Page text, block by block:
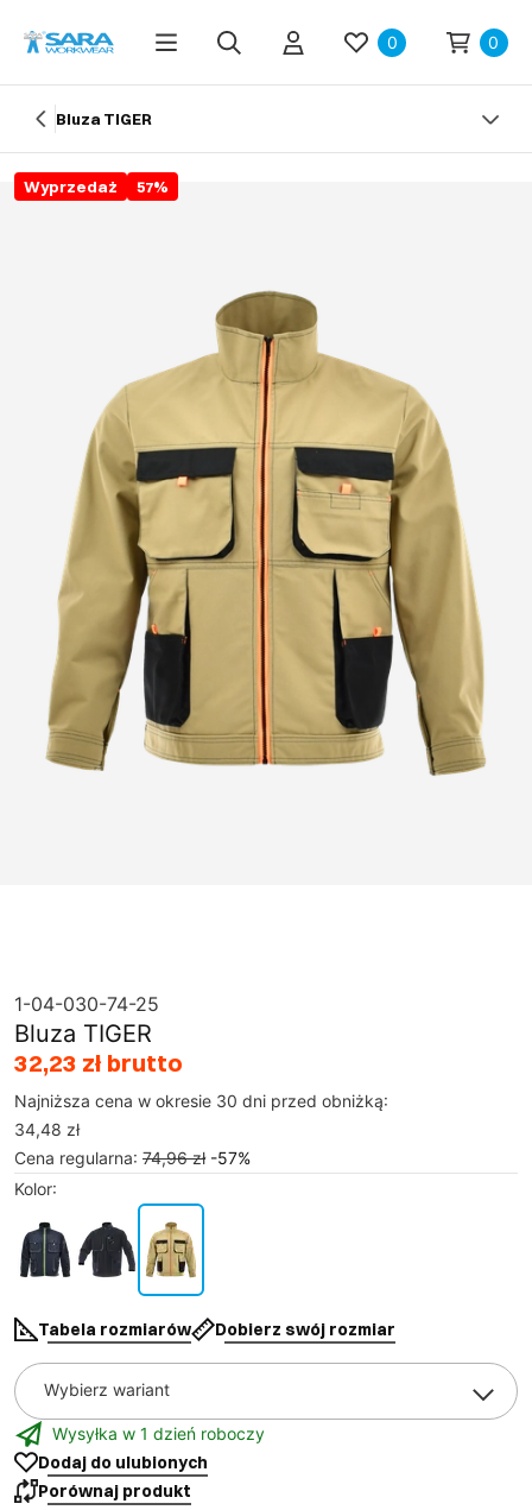
0 0
Bluza TIGER
Wyprzedaż 57%
1-04-030-74-25
Bluza TIGER
32,23 zł brutto
Najniższa cena w okresie 30 dni przed obniżką:
34,48 zł
Cena regularna: 74,96 zł -57%
Kolor:
Tabela rozmiarów Dobierz swój rozmiar
Wybierz wariant
Wysyłka w 1 dzień roboczy
Dodaj do ulubionych
Porównaj produkt